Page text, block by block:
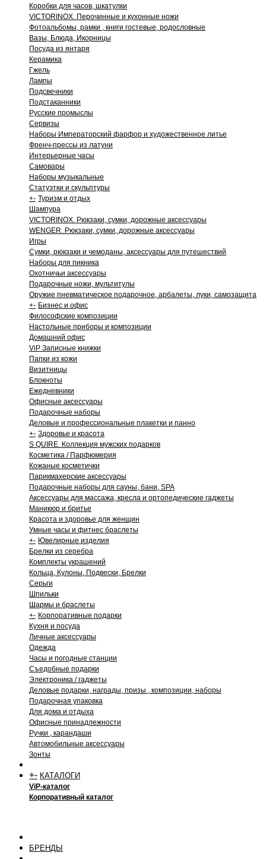
Коробки для часов, шкатулки
VICTORINOX. Перочинные и кухонные ножи
Фотоальбомы, рамки , книги гостевые, родословные
Вазы, Блюда, Икорницы
Посуда из янтаря
Керамика
Гжель
Лампы
Подсвечники
Подстаканники
Русские промыслы
Сервизы
Наборы Императорский фарфор и художественное литье
Френч-прессы из латуни
Интерьерные часы
Самовары
Наборы музыкальные
Статуэтки и скульптуры
+- Туризм и отдых
Шампура
VICTORINOX. Рюкзаки, сумки, дорожные аксессуары
WENGER. Рюкзаки, сумки, дорожные аксессуары
Игры
Сумки, рюкзаки и чемоданы, аксессуары для путешествий
Наборы для пикника
Охотничьи аксессуары
Подарочные ножи, мультитулы
Оружие пневматическое подарочное, арбалеты, луки, самозащита
+- Бизнес и офис
Философские композиции
Настольные приборы и композиции
Домашний офис
ViP Записные книжки
Папки из кожи
Визитницы
Блокноты
Ежедневники
Офисные аксессуары
Подарочные наборы
Деловые и профессиональные плакетки и панно
+- Здоровье и красота
S QUIRE. Коллекция мужских подарков
Косметика / Парфюмерия
Кожаные косметички
Парикмахерские аксессуары
Подарочные наборы для сауны, бани, SPA
Аксессуары для массажа, кресла и ортопедические гаджеты
Маникюр и бритье
Красота и здоровье для женщин
Умные часы и фитнес браслеты
+- Ювелирные изделия
Брелки из серебра
Комплекты украшений
Кольца, Кулоны, Подвески, Брелки
Серьги
Шпильки
Шармы и браслеты
+- Корпоративные подарки
Кухня и посуда
Личные аксессуары
Одежда
Часы и погодные станции
Съедобные подарки
Электроника / гаджеты
Деловые подарки, награды, призы , композиции, наборы
Подарочная упаковка
Для дома и отдыха
Офисные принадлежности
Ручки , карандаши
Автомобильные аксессуары
Зонты
+- КАТАЛОГИ
ViP-каталог
Корпоративный каталог
БРЕНДЫ